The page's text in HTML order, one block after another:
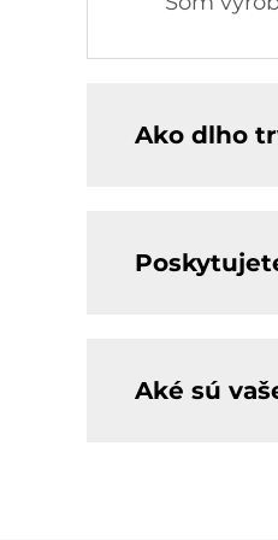
Ako dlho
Aké sú